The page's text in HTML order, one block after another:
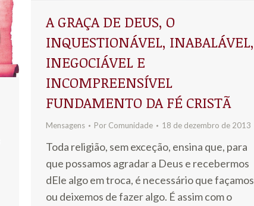
A GRAÇA DE DEUS, O
INQUESTIONÁVEL, INABALÁVEL,
INEGOCIÁVEL E
INCOMPREENSÍVEL
FUNDAMENTO DA FÉ CRISTÃ
Mensagens Por Comunidade 18 de dezembro de 2013
Toda religião, sem exceção, ensina que, para
que possamos agradar a Deus e recebermos
dEle algo em troca, é necessário que façamos
ou deixemos de fazer algo. É assim com o